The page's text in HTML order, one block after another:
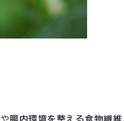
や腸内環境を整える食物繊維